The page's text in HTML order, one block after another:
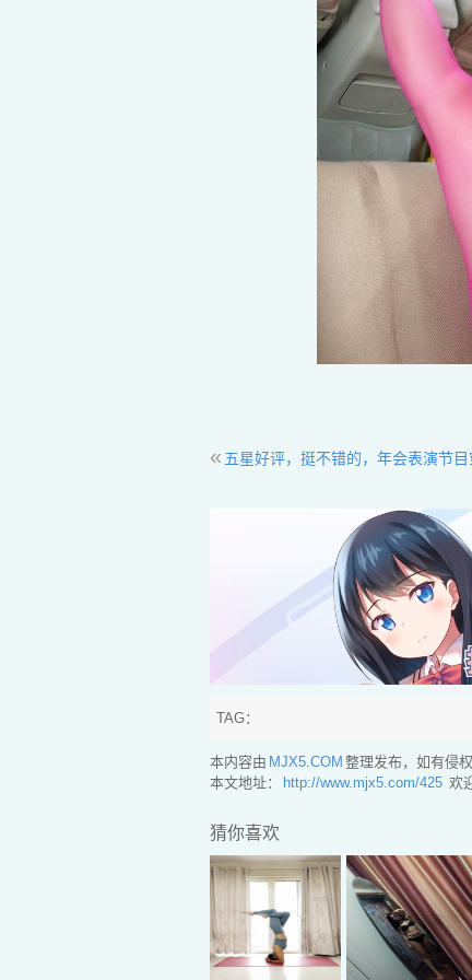
« 五星好评，挺不错的，年会表演节
TAG：
本内容由 MJX5.COM 整理发布，如有侵
本文地址：
http://www.mjx5.com/425 欢
猜你喜欢